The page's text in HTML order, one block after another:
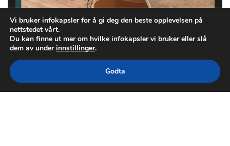
Vi bruker infokapsler for å gi deg den beste opplevelsen på
nettstedet vårt.
Du kan finne ut mer om hvilke infokapsler vi bruker eller slå
dem av underinnstillinger.
Godta